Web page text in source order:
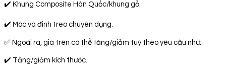
✔️ Khung Composite Hàn Quốc/khung gỗ.
✔️ Móc và đinh treo chuyên dụng.
✅ Ngoài ra, giá trên có thể tăng/giảm tuỳ theo yêu cầu như:
✔️ Tăng/giảm kích thước.